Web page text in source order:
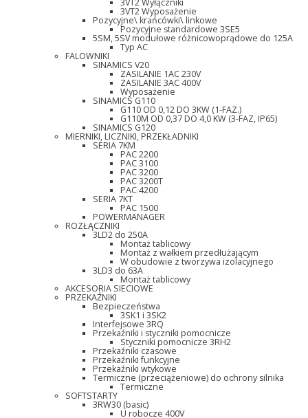
3VT2 Wyłączniki
3VT2 Wyposażenie
Pozycyjne\ krańcówki\ linkowe
Pozycyjne standardowe 3SE5
5SM, 5SV modułowe różnicowoprądowe do 125A
Typ AC
FALOWNIKI
SINAMICS V20
ZASILANIE 1AC 230V
ZASILANIE 3AC 400V
Wyposażenie
SINAMICS G110
G110 OD 0,12 DO 3KW (1-FAZ.)
G110M OD 0,37 DO 4,0 KW (3-FAZ, IP65)
SINAMICS G120
MIERNIKI, LICZNIKI, PRZEKŁADNIKI
SERIA 7KM
PAC 2200
PAC 3100
PAC 3200
PAC 3200T
PAC 4200
SERIA 7KT
PAC 1500
POWERMANAGER
ROZŁĄCZNIKI
3LD2 do 250A
Montaż tablicowy
Montaż z wałkiem przedłużającym
W obudowie z tworzywa izolacyjnego
3LD3 do 63A
Montaż tablicowy
AKCESORIA SIECIOWE
PRZEKAŹNIKI
Bezpieczeństwa
3SK1 i 3SK2
Interfejsowe 3RQ
Przekaźniki i styczniki pomocnicze
Styczniki pomocnicze 3RH2
Przekaźniki czasowe
Przekaźniki funkcyjne
Przekaźniki wtykowe
Termiczne (przeciążeniowe) do ochrony silnika
Termiczne
SOFTSTARTY
3RW30 (basic)
U robocze 400V